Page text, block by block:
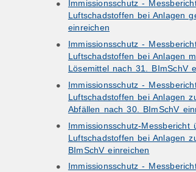
Immissionsschutz -
Luftschadstoffen bei Anlagen
einreichen
Immissionsschutz -
Luftschadstoffen bei Anlagen
Lösemittel nach 31. BImSchV
Immissionsschutz -
Luftschadstoffen bei Anlagen
Abfällen nach 30. BImSchV
Immissionsschutz-Messbericht
Luftschadstoffen bei Anlagen
BImSchV einreichen
Immissionsschutz -